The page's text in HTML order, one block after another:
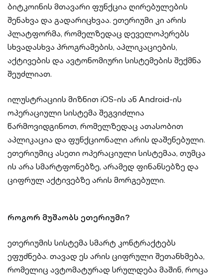
ბიტკოინის მთავარი ფუნქცია ღირებულების
შენახვა და გადარიცხვაა. ეთერიუმი კი არის
პლატფორმა, რომელზედაც დეველოპერებს
სხვადასხვა პროგრამების, აპლიკაციების,
აქტივების და ავტონომიური სისტემების შექმნა
შეუძლიათ.
ილუსტრაციის მიზნით iOS-ის ან Android-ის
ოპერაციული სისტემა შეგვიძლია
წარმოვიდგინოთ, რომელზედაც ათასობით
აპლიკაცია და ფუნქციონალი არის დაშენებული.
ეთერიუმიც ასეთი ოპერაციული სისტემაა, თუმცა
ის არა სმარტფონებზე, არამედ ფინანსებზე და
ციფრულ აქტივებზე არის მორგებული.
როგორ მუშაობს ეთერიუმი?
ეთერიუმის სისტემა სმარტ კონტრაქტებს
ეფუძნება. თავად ეს არის ციფრული შეთანხმება,
რომელიც ავტომატურად სრულდება მაშინ, როცა